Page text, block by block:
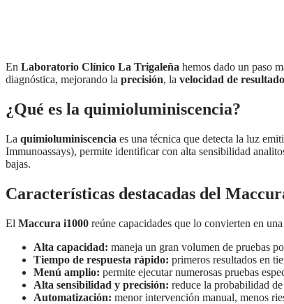
En Laboratorio Clínico La Trigaleña hemos dado un paso
diagnóstica, mejorando la precisión, la velocidad de
¿Qué es la quimioluminiscencia?
La quimioluminiscencia es una técnica que detecta la luz
Immunoassays), permite identificar con alta sensibilidad
bajas.
Características destacadas del
El Maccura i1000 reúne capacidades que lo convierten en
Alta capacidad: maneja un gran volumen de pruebas
Tiempo de respuesta rápido: primeros resultados en
Menú amplio: permite ejecutar numerosas pruebas
Alta sensibilidad y precisión: reduce la probabilidad
Automatización: menor intervención manual, menos